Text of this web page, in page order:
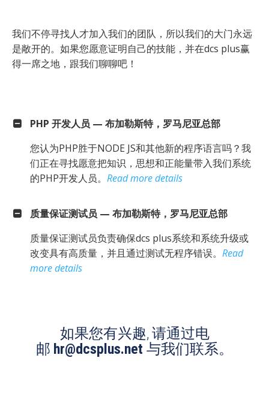
我们不停寻找人才加入我们的团队，所以我们的大门永远
是敞开的。如果您愿意证明自己的技能，并在dcs plus赢
得一席之地，跟我们聊聊吧！
PHP 开发人员 — 布加勒斯特，罗马尼亚总部
您认为PHP胜于NODE JS和其他新的程序语言吗？我
们正在寻找愿意把知识，思想和正能量带入我们系统
的PHP开发人员。 Read more details
质量保证测试员 — 布加勒斯特，罗马尼亚总部
质量保证测试员负责确保dcs plus系统和系统升级或
改变具有高质量，并且通过测试无程序错误。 Read
more details
如果您有兴趣, 请通过电
邮 hr@dcsplus.net 与我们联系。